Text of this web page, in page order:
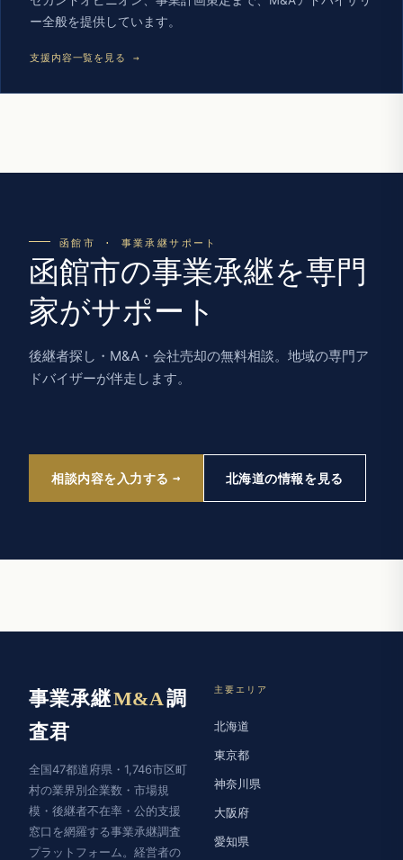
ー全般を提供しています。
支援内容一覧を見る →
函館市 · 事業承継サポート
函館市の事業承継を専門
家がサポート
後継者探し・M&A・会社売却の無料相談。地域の専門ア
ドバイザーが伴走します。
相談内容を入力する 北海道の情報を見る
事業承継M&A調
査君
全国47都道府県・1,746市区町
村の業界別企業数・市場規
模・後継者不在率・公的支援
窓口を網羅する事業承継調査
プラットフォーム。経営者の
主要エリア
北海道
東京都
神奈川県
大阪府
愛知県